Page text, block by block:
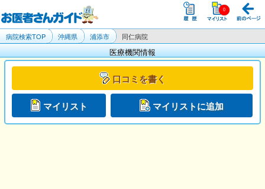
病院検索TOP 沖縄県 浦添市 同仁病院
医療機関情報
口コミを書く
マイリスト マイリストに追加